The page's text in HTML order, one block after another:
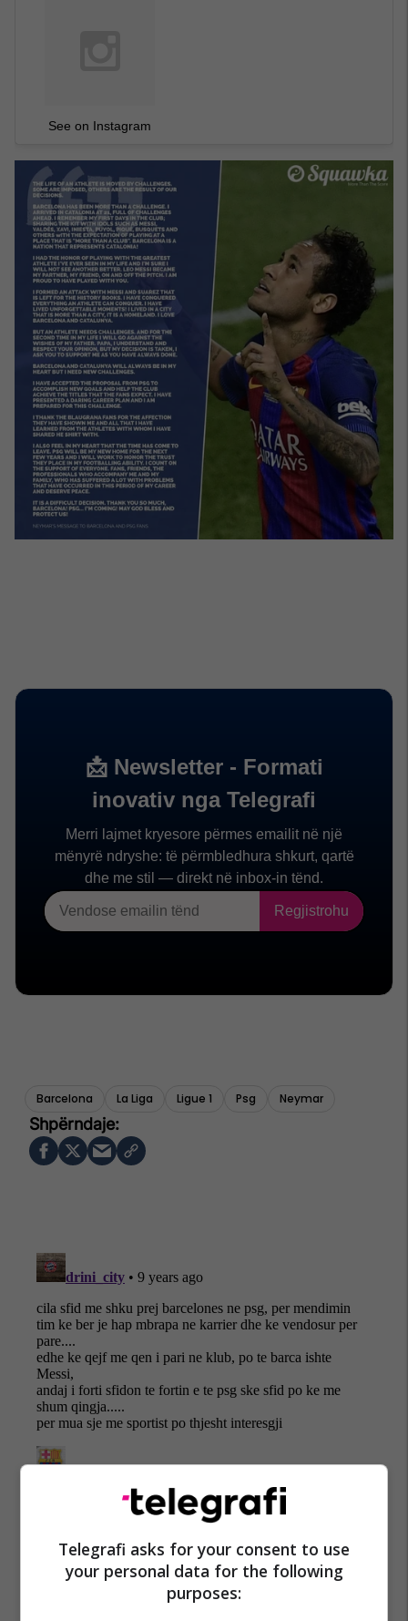
See on Instagram
Barcelona La Liga Ligue 1 Psg Neymar
Telegrafi asks for your consent to use
your personal data for the following
purposes: